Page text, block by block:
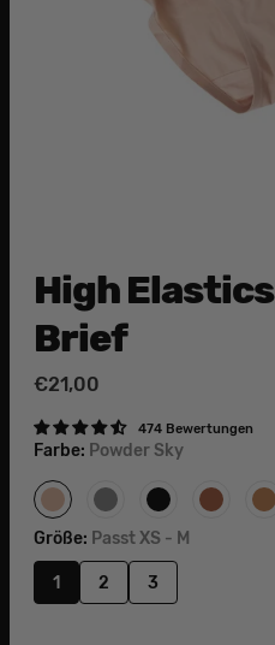
High
Brief
Normaler
€21,00
474 Bewertungen
Farbe: Powder Sky
Powder
Sky
Solid
Grey
Space
Black
Holy
Größe: Passt XS - M
1
Variante
2
Variante
3
Variante